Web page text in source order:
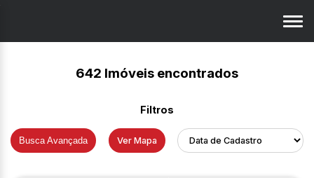
642 Imóveis encontrados
Busca Avançada Ver Mapa